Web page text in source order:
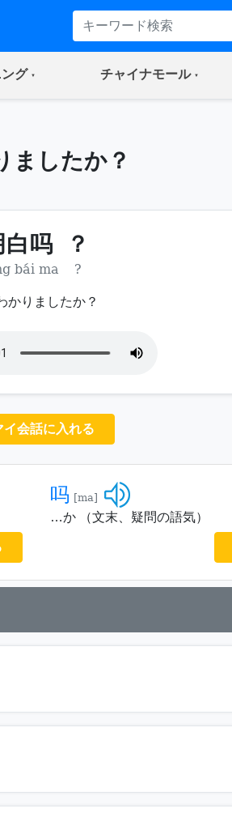
グ(current) チャイナモール(current)
ましたか？
白吗 ？
bái ma ?
かりましたか？
会話に入れる
吗 [ma]
…か （文末、疑問の語気）